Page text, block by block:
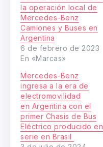
la operación local de
Mercedes-Benz
Camiones y Buses en
Argentina
6 de febrero de 2023
En «Marcas»
Mercedes-Benz
ingresa a la era de
electromovilidad
en Argentina con el
primer Chasis de Bus
Eléctrico producido en
serie en Brasil